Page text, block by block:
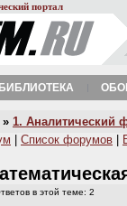
портал
БИБЛИОТЕКА
» 1. Аналитический
Список форумов
в этой теме: 2